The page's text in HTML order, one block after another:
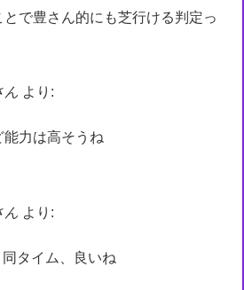
で豊さん的にも芝行ける判定っ
ん より:
力は高そうね
ん より:
タイム、良いね